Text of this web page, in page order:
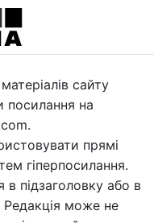
сайту
посилання на
прямі
гіперпосилання.
підзаголовку або в
Редакція може не